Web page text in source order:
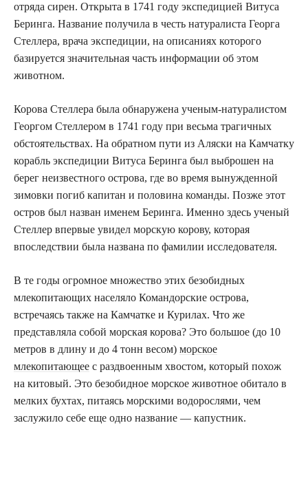
отряда сирен. Открыта в 1741 году экспедицией Витуса
Беринга. Название получила в честь натуралиста Георга
Стеллера, врача экспедиции, на описаниях которого
базируется значительная часть информации об этом
животном.
Корова Стеллера была обнаружена ученым-натуралистом
Георгом Стеллером в 1741 году при весьма трагичных
обстоятельствах. На обратном пути из Аляски на Камчатку
корабль экспедиции Витуса Беринга был выброшен на
берег неизвестного острова, где во время вынужденной
зимовки погиб капитан и половина команды. Позже этот
остров был назван именем Беринга. Именно здесь ученый
Стеллер впервые увидел морскую корову, которая
впоследствии была названа по фамилии исследователя.
В те годы огромное множество этих безобидных
млекопитающих населяло Командорские острова,
встречаясь также на Камчатке и Курилах. Что же
представляла собой морская корова? Это большое (до 10
метров в длину и до 4 тонн весом) морское
млекопитающее с раздвоенным хвостом, который похож
на китовый. Это безобидное морское животное обитало в
мелких бухтах, питаясь морскими водорослями, чем
заслужило себе еще одно название — капустник.